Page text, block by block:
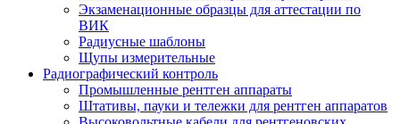
Экзаменационные образцы для аттестации по
ВИК
Радиусные шаблоны
Щупы измерительные
Радиографический контроль
Промышленные рентген аппараты
Штативы, пауки и тележки для рентген аппаратов